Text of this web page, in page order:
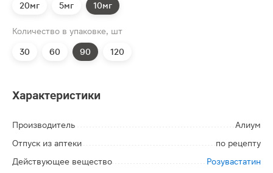
20мг 5мг 10мг
Количество в упаковке, шт
30 60 90 120
Характеристики
Производитель
Алиум
Отпуск из аптеки
по рецепту
Действующее вещество
Розувастатин